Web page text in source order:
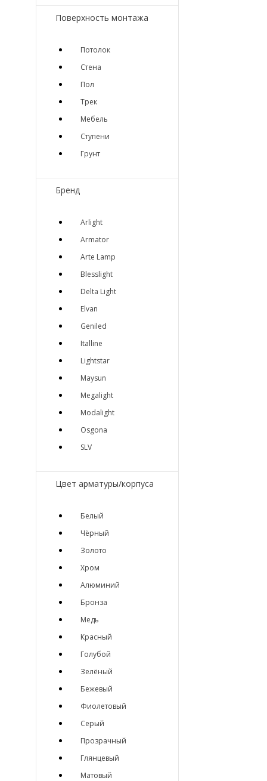
Поверхность монтажа
Потолок
Стена
Пол
Трек
Мебель
Ступени
Грунт
Бренд
Arlight
Armator
Arte Lamp
Blesslight
Delta Light
Elvan
Geniled
Italline
Lightstar
Maysun
Megalight
Modalight
Osgona
SLV
Цвет арматуры/корпуса
Белый
Чёрный
Золото
Хром
Алюминий
Бронза
Медь
Красный
Голубой
Зелёный
Бежевый
Фиолетовый
Серый
Прозрачный
Глянцевый
Матовый